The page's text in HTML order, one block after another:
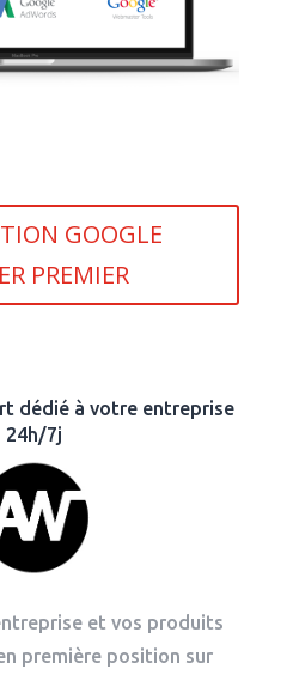
GOOGLE
PREMIER
dédié à votre entreprise
24h/7j
et vos produits
première position sur